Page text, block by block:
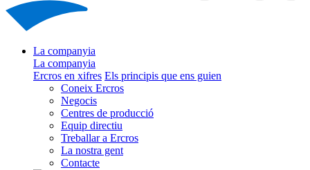
La companyia
La companyia
Ercros en xifres Els principis que ens guien
Coneix Ercros
Negocis
Centres de producció
Equip directiu
Treballar a Ercros
La nostra gent
Contacte